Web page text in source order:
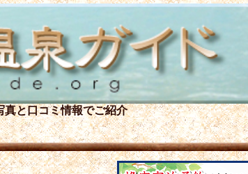
真と口コミ情報でご紹介